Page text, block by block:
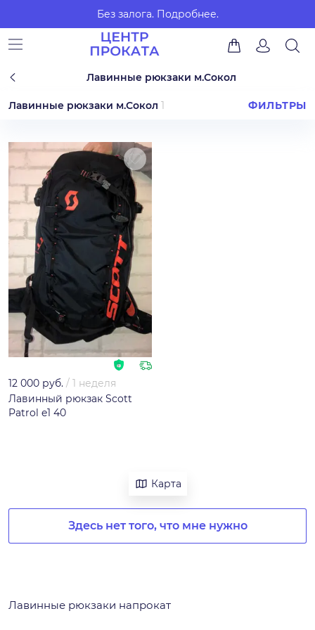
Без залога. Подробнее.
Лавинные рюкзаки м.Сокол
Лавинные рюкзаки м.Сокол 1 ФИЛЬТРЫ
12 000 руб. / 1 неделя
Лавинный рюкзак Scott
Patrol e1 40
Карта
Здесь нет того, что мне нужно
Лавинные рюкзаки напрокат